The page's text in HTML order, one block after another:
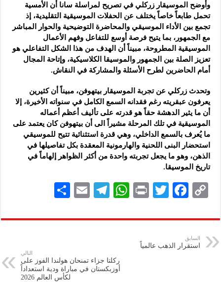
وأوضح الموسيقار زركلي في تصريح لمراسلة سانا أن الأمسية
تحمل طابعاً خاصاً يختلف عن الحفلات الموسيقية التقليدية، إذ
تجمع بين الأداء الموسيقي والمحاضرة التوضيحية والحوار المباشر
مع الجمهور، بما يتيح فرصة أوسع للتفاعل وفهم الأعمال
الموسيقية المطروحة، مبيناً أن الهدف من هذا الشكل التفاعلي هو
تعزيز الصلة بين الجمهور والموسيقا الكلاسيكية، وإتاحة المجال
أمام الحاضرين لطرح الأسئلة والمشاركة في النقاش.
وتحدث زركلي عن تجربة الموسيقار بيتهوفن، مبيناً أن كثيرين
يعرفون عبقريته رغم فقدانه السمع الكامل في سنواته الأخيرة، إلا
أن ما يثير الدهشة حقاً هو قدرته على تأليف أعظم أعماله
الموسيقية في تلك المرحلة مشيراً الى أن بيتهوفن كان يعتمد على
ما يُعرف بالسمع الداخلي، وهي قدرة استثنائية تتيح للموسيقي
استحضار البنى اللحنية والهارمونية المعقدة بكل تفاصيلها في
الذهن، وهو ما يجعل تجربته واحدة من أكثر الظواهر إلهاماً في
تاريخ الموسيقا.
C
p
y
Li
F
eb
k
T
tt
er
P
nt
W
at
A
p
Te
gr
E
ai
ar
السابق
استقرار الذهب عالمياً
التالي
ركلتا جزاء تمنحان هولندا الفوز على
أوزبكستان في مباراة ودية استعداداً
لكأس العالم 2026